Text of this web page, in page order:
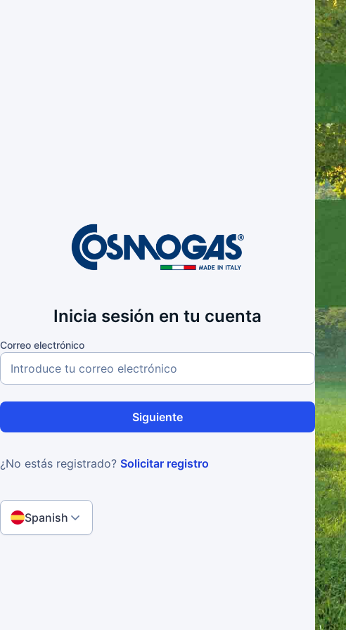
Inicia sesión en tu cuenta
Correo electrónico
Siguiente
¿No estás registrado? Solicitar registro
Spanish